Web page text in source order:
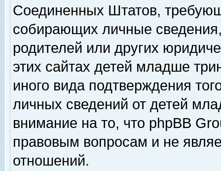
Соединенных Штатов,
собирающих личные
родителей или других
этих сайтах детей младше
иного вида подтверждения
личных сведений от детей
внимание на то, что phpBB
правовым вопросам и не
отношений.